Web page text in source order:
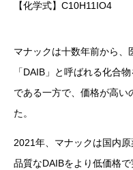
【化学式】C10H11IO4
マナックは十数年前から、
「DAIB」と呼ばれる化合
である一方で、価格が高い
た。
2021年、マナックは国内
品質なDAIBをより低価格